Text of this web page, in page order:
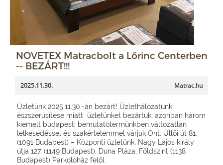
NOVETEX Matracbolt a Lőrinc Centerben
-- BEZÁRT!!!
2025.11.30. Matrac.hu
Üzletünk 2025.11.30.-án bezárt! Üzlethálózatunk
észszerűsítése miatt üzletünket bezártuk, azonban három
kiemelt budapesti bemutatótermünkben változatlan
lelkesedéssel és szakértelemmel várjuk Önt: Üllői út 81.
(1091 Budapest) – Központi üzletünk, Nagy Lajos király
útja 127. (1149 Budapest), Duna Pláza, Földszint (1138
Budapest) Parkolóház felől